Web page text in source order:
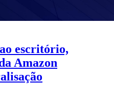
escritório,
Amazon